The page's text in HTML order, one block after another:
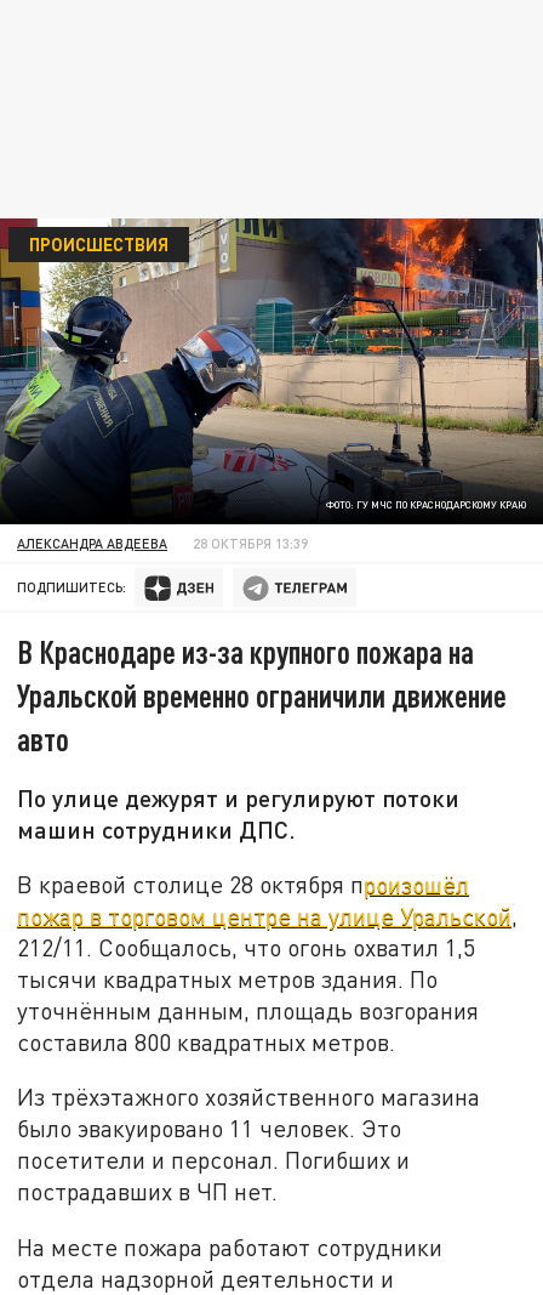
ФОТО: ГУ МЧС ПО КРАСНОДАРСКОМУ КРАЮ
ПРОИСШЕСТВИЯ
АЛЕКСАНДРА АВДЕЕВА 28 ОКТЯБРЯ 13:39
ПОДПИШИТЕСЬ:
В Краснодаре из-за крупного пожара на
Уральской временно ограничили движение
авто
По улице дежурят и регулируют потоки
машин сотрудники ДПС.
В краевой столице 28 октября произошёл
пожар в торговом центре на улице Уральской,
212/11. Сообщалось, что огонь охватил 1,5
тысячи квадратных метров здания. По
уточнённым данным, площадь возгорания
составила 800 квадратных метров.
Из трёхэтажного хозяйственного магазина
было эвакуировано 11 человек. Это
посетители и персонал. Погибших и
пострадавших в ЧП нет.
На месте пожара работают сотрудники
отдела надзорной деятельности и